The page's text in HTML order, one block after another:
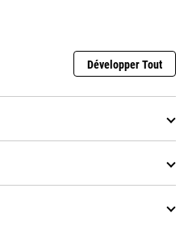
Développer Tout